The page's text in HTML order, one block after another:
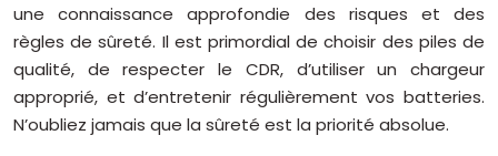
une connaissance approfondie des risques et des
règles de sûreté. Il est primordial de choisir des piles de
qualité, de respecter le CDR, d’utiliser un chargeur
approprié, et d’entretenir régulièrement vos batteries.
N’oubliez jamais que la sûreté est la priorité absolue.